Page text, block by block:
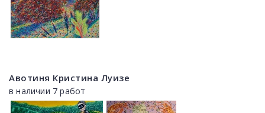
Авотиня Кристина Луизе
в наличии 7 работ